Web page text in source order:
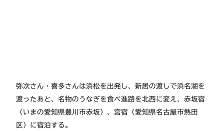
弥次さん・喜多さんは浜松を出発し、新居の渡しで浜名湖を
渡ったあと、名物のうなぎを食べ進路を北西に変え、赤坂宿
（いまの愛知県豊川市赤坂）、宮宿（愛知県名古屋市熱田
区）に宿泊する。